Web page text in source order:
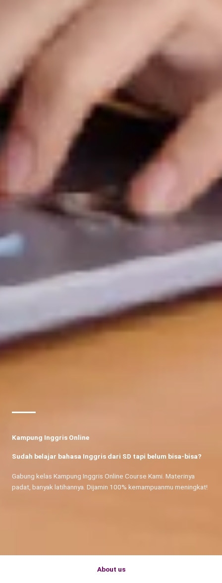
Kampung Inggris Online
Sudah belajar bahasa Inggris dari SD tapi belum bisa-bisa?
Gabung kelas Kampung Inggris Online Course Kami. Materinya
padat, banyak latihannya. Dijamin 100% kemampuanmu meningkat!
About us